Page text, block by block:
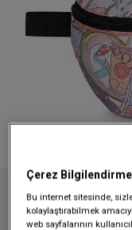
Anasayfa İndirim Tüm
SPRINGER DOODLE
Çerez
Bu internet sitesinde,
kolaylaştırabilmek
web sayfalarının